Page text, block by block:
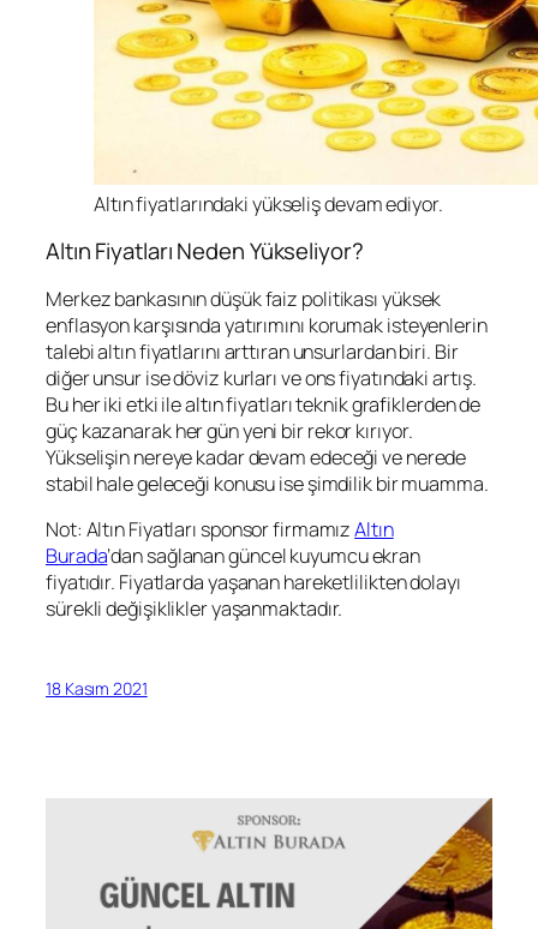
Altın fiyatlarındaki yükseliş devam ediyor.
Altın Fiyatları Neden Yükseliyor?
Merkez bankasının düşük faiz politikası yüksek
enflasyon karşısında yatırımını korumak isteyenlerin
talebi altın fiyatlarını arttıran unsurlardan biri. Bir
diğer unsur ise döviz kurları ve ons fiyatındaki artış.
Bu her iki etki ile altın fiyatları teknik grafiklerden de
güç kazanarak her gün yeni bir rekor kırıyor.
Yükselişin nereye kadar devam edeceği ve nerede
stabil hale geleceği konusu ise şimdilik bir muamma.
Not: Altın Fiyatları sponsor firmamızAltın
Burada‘dan sağlanan güncel kuyumcu ekran
fiyatıdır. Fiyatlarda yaşanan hareketlilikten dolayı
sürekli değişiklikler yaşanmaktadır.
18 Kasım 2021